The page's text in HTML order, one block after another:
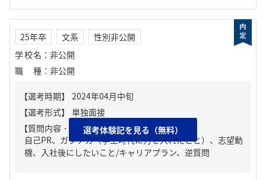
25年卒 文系
性別非公開
学校名 ： 非公開
職種 ： 非公開
【質問内容・課題】
自己PR、ガクチカ（学生時代に力を入れたこと）、志望動
機、入社後にしたいこと/キャリアプラン、逆質問
選考体験記を見る（無料）